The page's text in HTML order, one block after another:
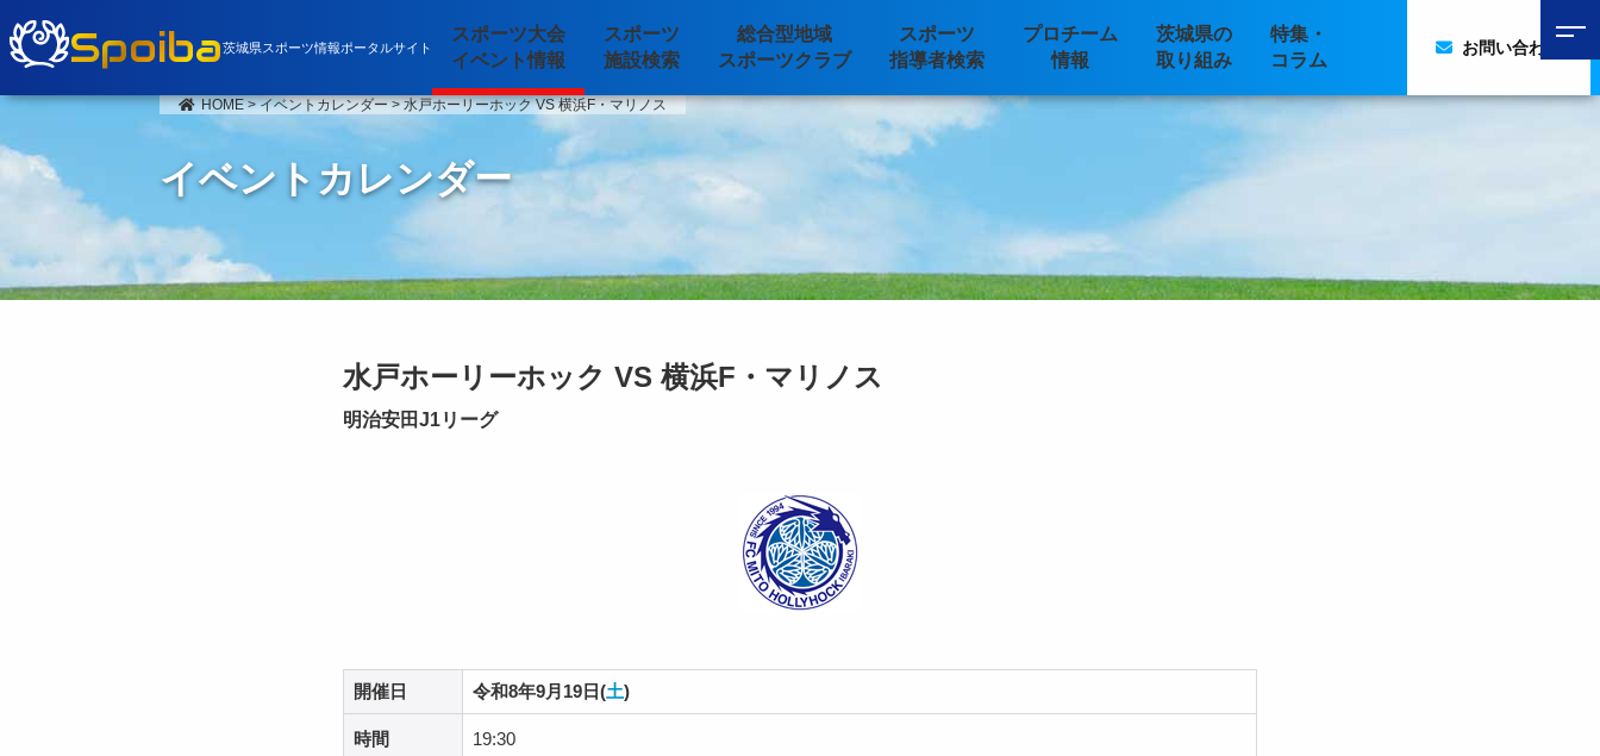
Spoiba茨城県スポーツ情報ポータルサイト
スポーツ大会
イベント情報
スポーツ
施設検索
総合型地域
スポーツクラブ
スポーツ
指導者検索
プロチーム
情報
茨城県の
取り組み
特集・
コラム
お問い合わせ
HOME>イベントカレンダー>水戸ホーリーホック VS 横浜F・マリノス
イベントカレンダー
水戸ホーリーホック VS 横浜F・マリノス
明治安田J1リーグ
開催日 令和8年9月19日(土)
時間 19:30